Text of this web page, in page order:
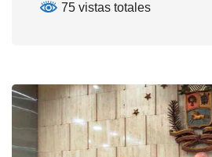
75 vistas totales